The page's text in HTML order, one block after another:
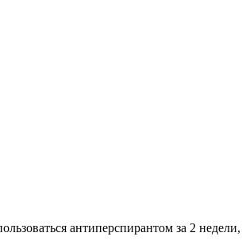
антиперспирантом за 2 недели,